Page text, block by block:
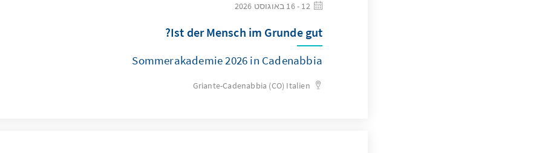
12 - 16 באוגוסט 2026
Ist der Mensch im Grunde gut?
Sommerakademie 2026 in Cadenabbia
Griante-Cadenabbia (CO) Italien